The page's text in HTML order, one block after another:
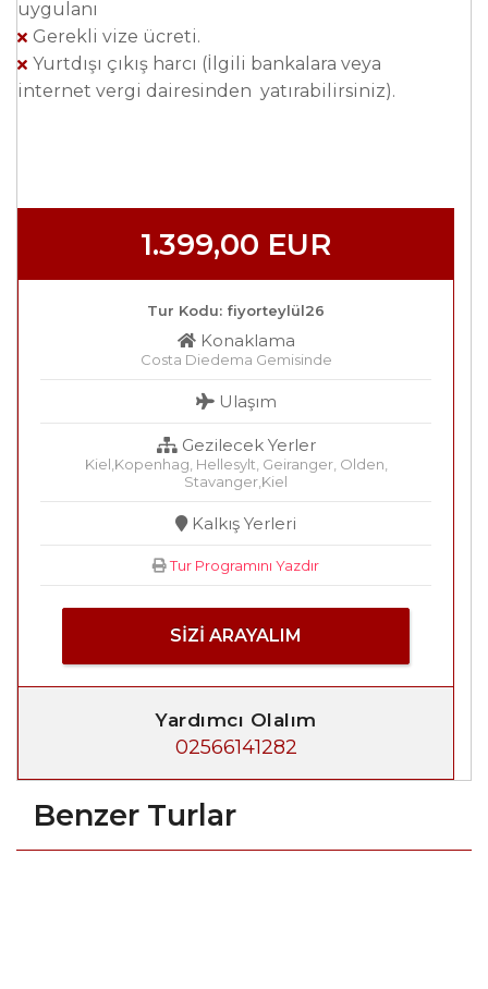
uygulanı
Gerekli vize ücreti.
Yurtdışı çıkış harcı (İlgili bankalara veya
internet vergi dairesinden yatırabilirsiniz).
1.399,00 EUR
Tur Kodu: fiyorteylül26
Konaklama
Costa Diedema Gemisinde
Ulaşım
Gezilecek Yerler
Kiel,Kopenhag, Hellesylt, Geiranger, Olden,
Stavanger,Kiel
Kalkış Yerleri
Tur Programını Yazdır
SIZI ARAYALIM
Yardımcı Olalım
02566141282
Benzer Turlar